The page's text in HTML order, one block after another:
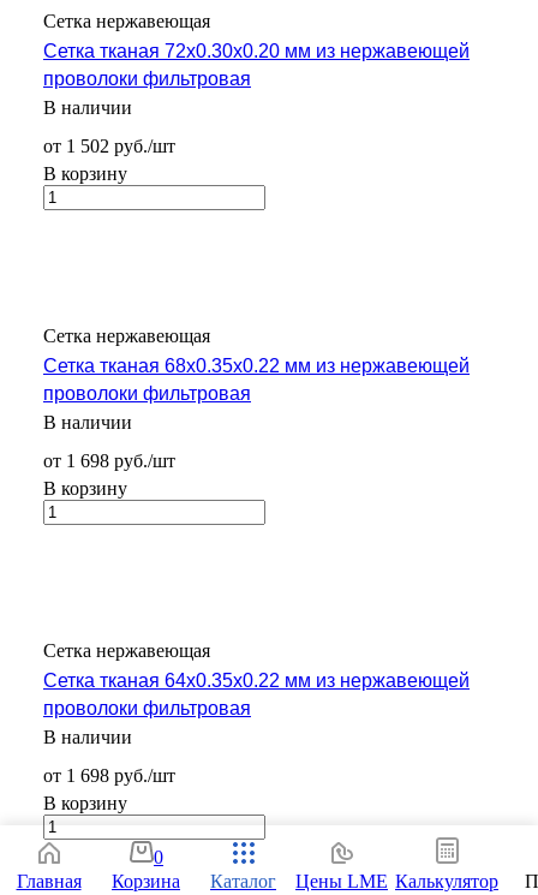
Сетка нержавеющая
Сетка тканая 72х0.30х0.20 мм из нержавеющей
проволоки фильтровая
В наличии
от 1 502 руб./шт
В корзину
Сетка нержавеющая
Сетка тканая 68х0.35х0.22 мм из нержавеющей
проволоки фильтровая
В наличии
от 1 698 руб./шт
В корзину
Сетка нержавеющая
Сетка тканая 64х0.35х0.22 мм из нержавеющей
проволоки фильтровая
В наличии
от 1 698 руб./шт
В корзину
Главная
0
Корзина
Каталог Цены LME Калькулятор